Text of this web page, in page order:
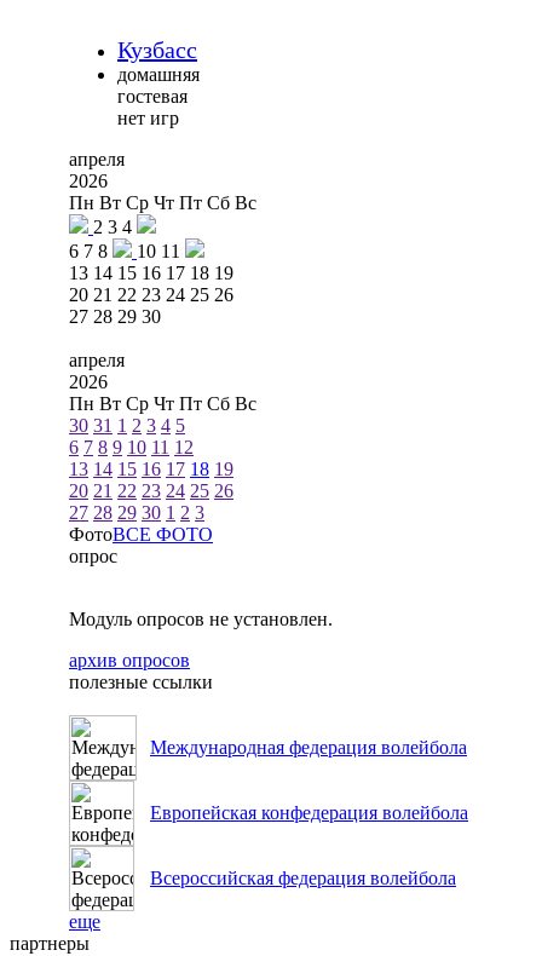
Кузбасс
домашняя
гостевая
нет игр
апреля
2026
Пн Вт Ср Чт Пт Сб Вс
2 3 4
6 7 8 10 11
13 14 15 16 17 18 19
20 21 22 23 24 25 26
27 28 29 30
апреля
2026
Пн Вт Ср Чт Пт Сб Вс
30 31 1 2 3 4 5
6 7 8 9 10 11 12
13 14 15 16 17 18 19
20 21 22 23 24 25 26
27 28 29 30 1 2 3
ФотоВСЕ ФОТО
опрос
Модуль опросов не установлен.
архив опросов
полезные ссылки
Международная федерация волейбола
Европейская конфедерация волейбола
Всероссийская федерация волейбола
еще
партнеры